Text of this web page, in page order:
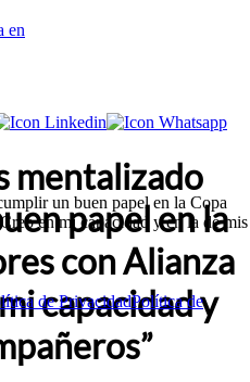
un buen papel en la Copa
en mi capacidad y en la de mis
de PrivacidadPolítica de
en
mentalizado
papel en la
con Alianza
capacidad y